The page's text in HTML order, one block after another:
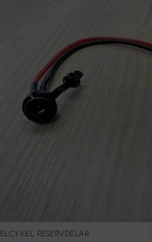
ELCYKEL RESERVDELAR